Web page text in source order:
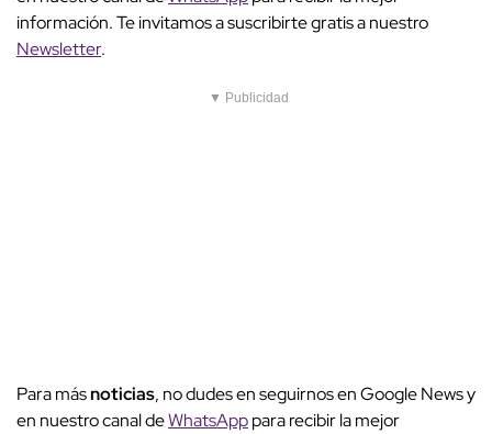
información. Te invitamos a suscribirte gratis a nuestro
Newsletter.
▼ Publicidad
Para másnoticias, no dudes en seguirnos en Google News y
en nuestro canal deWhatsApppara recibir la mejor